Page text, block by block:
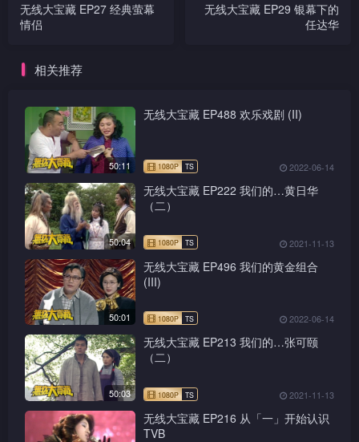
无线大宝藏 EP27 经典萤幕
情侣
无线大宝藏 EP29 银幕下的
任达华
相关推荐
50:11
无线大宝藏 EP488 欢乐戏剧 (II)
2022-06-14
50:04
无线大宝藏 EP222 我们的…黄日华
（二）
2021-11-13
50:01
无线大宝藏 EP496 我们的黄金组合
(III)
2022-06-14
50:03
无线大宝藏 EP213 我们的…张可颐
（二）
2021-11-13
无线大宝藏 EP216 从「一」开始认识
TVB